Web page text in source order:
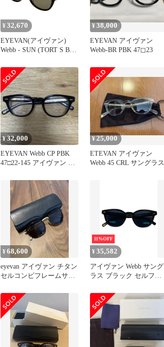
¥ 32,670
EYEVAN(アイヴァン)
Webb - SUN (TORT S BR)
鼈甲 51□21-145 ブラウン
メガネ 眼鏡 ブラウンレ
ンズ
¥38,000
EYEVAN アイヴァン
Webb-BR PBK 47◻︎23
¥32,000
EYEVAN Webb CP PBK
47□22-145 アイヴァン ア
¥25,000
ETEVAN アイヴァン
Webb 45 CRL サングラス
¥68,600
eyevan アイヴァン チタン
セルコンビフレームサン
11%OFF
¥35,582
アイヴァン Webb サング
ラス ブラック セルフレ
トン ITB66NJOOYKK